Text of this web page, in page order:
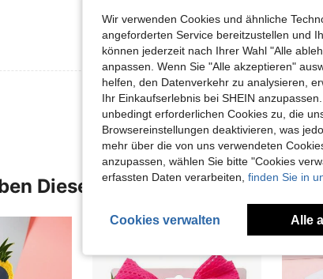
Mehr Bewertungen Ansehen
Diese Artikel Auch
Wir verwenden Cookies und ähnliche
angeforderten Service bereitzustellen und
können jederzeit nach Ihrer Wahl "Alle
anpassen. Wenn Sie "Alle akzeptieren"
helfen, den Datenverkehr zu analysieren,
Ihr Einkaufserlebnis bei SHEIN
unbedingt erforderlichen Cookies zu, die
Browsereinstellungen deaktivieren, was
mehr über die von uns verwendeten
anzupassen, wählen Sie bitte "Cookies
erfassten Daten verarbeiten, finden Sie in
Cookies verwalten Alle